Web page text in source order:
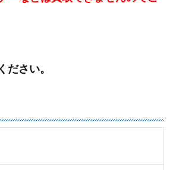
さい。